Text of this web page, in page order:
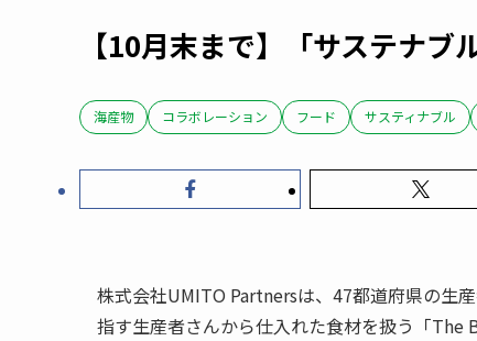
【10月末まで】「サステナ
海産物 コラボレーション フード サスティナブル
株式会社UMITO Partnersは、47都道府県の生
指す生産者さんから仕入れた食材を扱う「